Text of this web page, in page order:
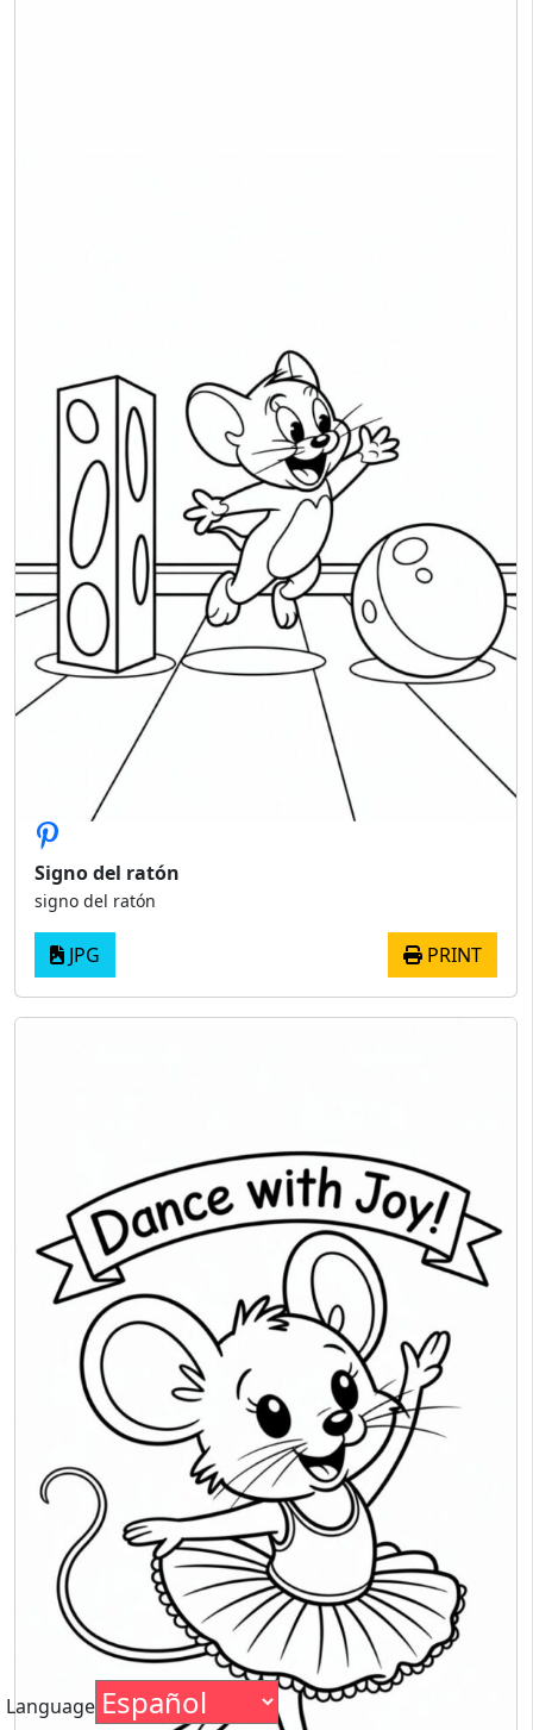
Signo del ratón
signo del ratón
JPG PRINT
Language